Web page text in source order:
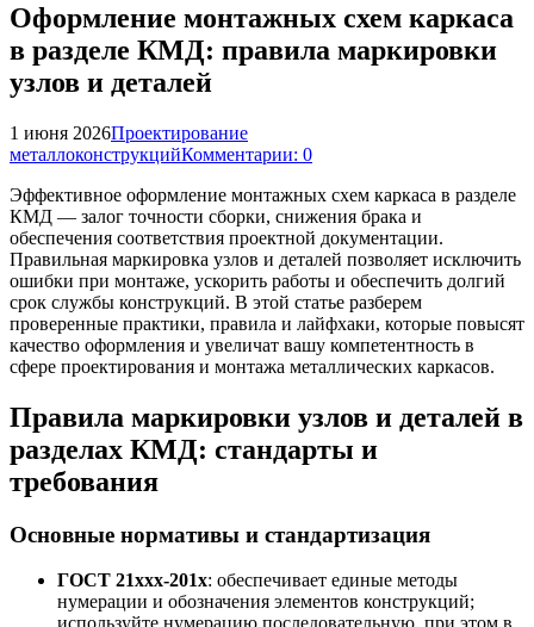
Оформление монтажных схем каркаса
в разделе КМД: правила маркировки
узлов и деталей
1 июня 2026Проектирование
металлоконструкцийКомментарии: 0
Эффективное оформление монтажных схем каркаса в разделе
КМД — залог точности сборки, снижения брака и
обеспечения соответствия проектной документации.
Правильная маркировка узлов и деталей позволяет исключить
ошибки при монтаже, ускорить работы и обеспечить долгий
срок службы конструкций. В этой статье разберем
проверенные практики, правила и лайфхаки, которые повысят
качество оформления и увеличат вашу компетентность в
сфере проектирования и монтажа металлических каркасов.
Правила маркировки узлов и деталей в
разделах КМД: стандарты и
требования
Основные нормативы и стандартизация
ГОСТ 21xxx-201x: обеспечивает единые методы
нумерации и обозначения элементов конструкций;